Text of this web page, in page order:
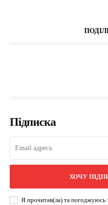
Підписка
ХОЧУ
Я прочитав(ла) та погоджуюсь